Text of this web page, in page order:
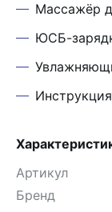
Массажёр
ЮСБ-
Артикул
Бренд